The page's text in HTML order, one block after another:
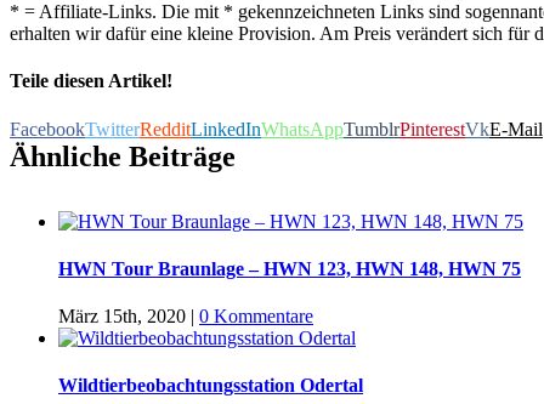
* = Affiliate-Links. Die mit * gekennzeichneten Links sind
erhalten wir dafür eine kleine Provision. Am Preis verändert sich für
Teile diesen Artikel!
FacebookTwitterRedditLinkedInWhatsAppTumblrPinterestVkE-Mail
Ähnliche Beiträge
HWN Tour Braunlage – HWN 123, HWN 148, HWN 75
März 15th, 2020 | 0 Kommentare
Wildtierbeobachtungsstation Odertal